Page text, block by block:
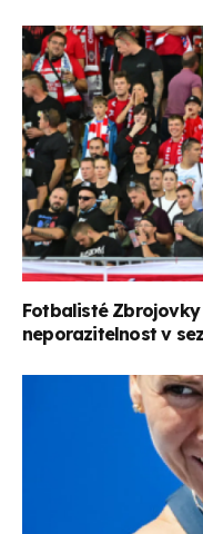
Fotbalisté
neporazitelnost v